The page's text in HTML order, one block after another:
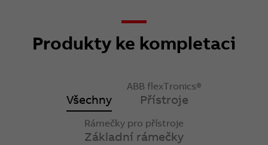
Produkty ke kompletaci
Všechny
ABB flexTronics®
Přístroje
Rámečky pro přístroje
Základní rámečky